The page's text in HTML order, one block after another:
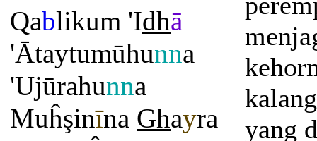
Qablikum 'Idhā
'Ātaytumūhunna
'Ujūrahunna
Muĥşinīna Ghayra
yang